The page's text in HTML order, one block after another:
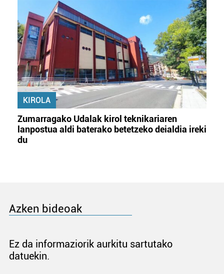
KIROLA
Zumarragako Udalak kirol teknikariaren
lanpostua aldi baterako betetzeko deialdia ireki
du
Azken bideoak
Ez da informaziorik aurkitu sartutako
datuekin.